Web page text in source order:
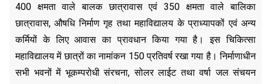
400 क्षमता वाले बालक छात्रावास एवं 350 क्षमता वाले बालिका
छात्रावास, औषधि निर्माण गृह तथा महाविद्यालय के प्राध्यापकों एवं अन्य
कर्मियों के लिए आवास का प्रावधान किया गया है। इस चिकित्सा
महाविद्यालय में छात्रों का नामांकन 150 प्रतिवर्ष रखा गया है। निर्माणाधीन
सभी भवनों में भूकम्परोधी संरचना, सोलर लाईट तथा वर्षा जल संचयन